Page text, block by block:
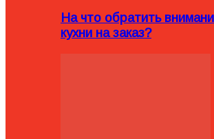
На что обратить
кухни на заказ?